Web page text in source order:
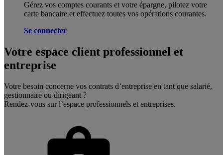
Gérez vos comptes courants et votre épargne, pilotez votre
carte bancaire et effectuez toutes vos opérations courantes.
Se connecter
Votre espace client professionnel et
entreprise
Votre besoin concerne vos contrats d’entreprise en tant que salarié,
gestionnaire ou dirigeant ?
Rendez-vous sur l’espace professionnels et entreprises.